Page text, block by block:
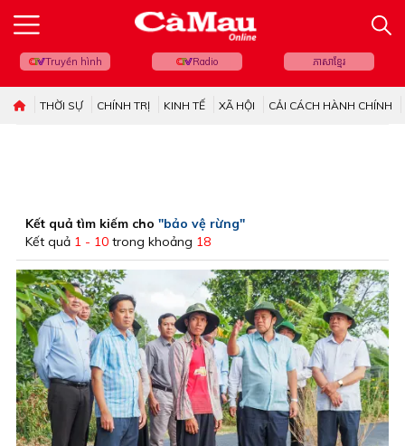
Truyền hình Radio ភាសាខ្មែរ
THỜI SỰ CHÍNH TRỊ KINH TẾ XÃ HỘI CẢI CÁCH HÀNH CHÍNH
Kết quả tìm kiếm cho "bảo vệ rừng"
Kết quả 1 - 10 trong khoảng 18